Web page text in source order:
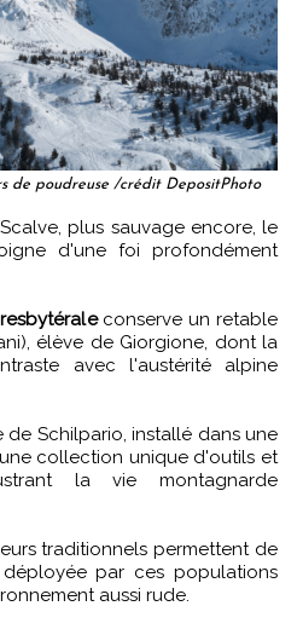
de poudreuse /crédit DepositPhoto
d'une foi profondément
conserve un retable
élève de Giorgione, dont la
avec l'austérité alpine
Schilpario, installé dans une
collection unique d'outils et
la vie montagnarde
traditionnels permettent de
par ces populations
aussi rude.